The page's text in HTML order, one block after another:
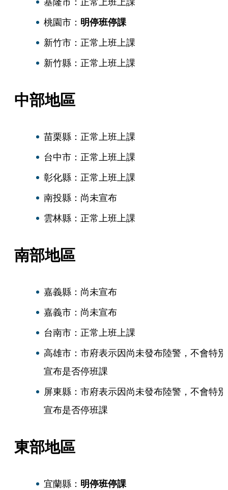
桃園市： 明停班停課
新竹市：正常上班上課
新竹縣：正常上班上課
中部地區
苗栗縣：正常上班上課
台中市：正常上班上課
彰化縣：正常上班上課
南投縣：尚未宣布
雲林縣：正常上班上課
南部地區
嘉義縣：尚未宣布
嘉義市：尚未宣布
台南市：正常上班上課
高雄市：市府表示因尚未發布陸警，不會特別
宣布是否停班課
屏東縣：市府表示因尚未發布陸警，不會特別
宣布是否停班課
東部地區
宜蘭縣： 明停班停課